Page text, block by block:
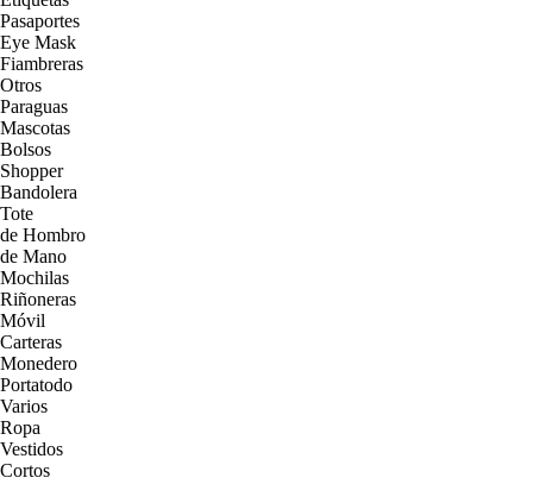
Pasaportes
Eye Mask
Fiambreras
Otros
Paraguas
Mascotas
Bolsos
Shopper
Bandolera
Tote
de Hombro
de Mano
Mochilas
Riñoneras
Móvil
Carteras
Monedero
Portatodo
Varios
Ropa
Vestidos
Cortos